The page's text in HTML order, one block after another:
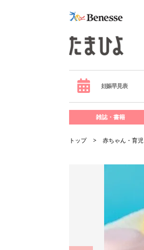
妊娠早見表
雑誌・書籍
トップ 赤ちゃん・育児